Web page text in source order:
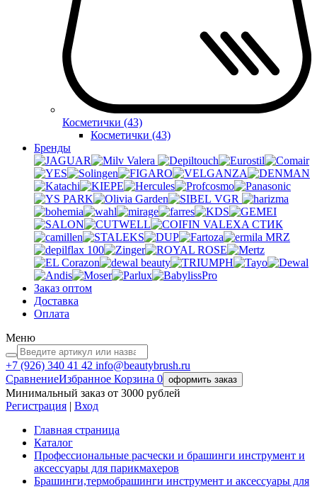
Косметички (43)
Косметички (43)
Бренды
Valera
VGR
VALEXA СТИК
MRZ
Заказ оптом
Доставка
Оплата
Меню
+7 (926) 340 41 42 info@beautybrush.ru
СравнениеИзбранное Корзина 0 оформить заказ
Минимальный заказ от 3000 рублей
Регистрация | Вход
Главная страница
Каталог
Профессиональные расчески и брашинги инструмент и
аксессуары для парикмахеров
Брашинги,термобрашинги инструмент и аксессуары для